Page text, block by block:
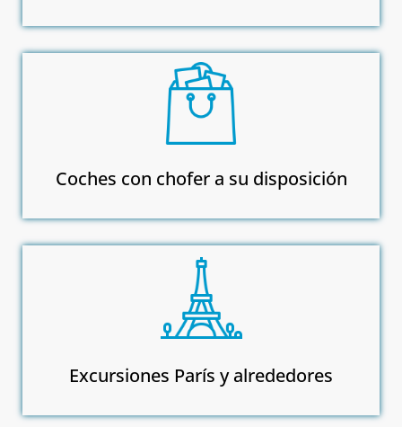
Coches con chofer a su disposición
Excursiones París y alrededores